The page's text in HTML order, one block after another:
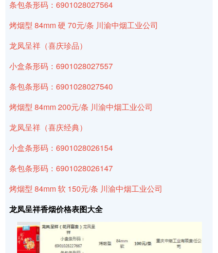
条包条形码：6901028027564
烤烟型 84mm 硬 70元/条 川渝中烟工业公司
龙凤呈祥（喜庆珍品）
小盒条形码：6901028027557
条包条形码：6901028027540
烤烟型 84mm 200元/条 川渝中烟工业公司
龙凤呈祥（喜庆经典）
小盒条形码：6901028026154
条包条形码：6901028026147
烤烟型 84mm 软 150元/条 川渝中烟工业公司
龙凤呈祥香烟价格表图大全